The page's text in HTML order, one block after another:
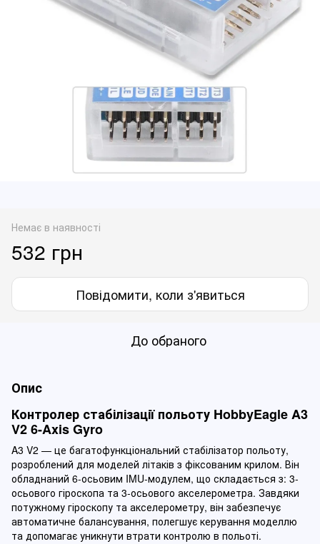
Немає в наявності
532 грн
Повідомити, коли з'явиться
До обраного
Опис
Контролер стабілізації польоту HobbyEagle A3
V2 6-Axis Gyro
A3 V2 — це багатофункціональний стабілізатор польоту,
розроблений для моделей літаків з фіксованим крилом. Він
обладнаний 6-осьовим IMU-модулем, що складається з: 3-
осьового гіроскопа та 3-осьового акселерометра. Завдяки
потужному гіроскопу та акселерометру, він забезпечує
автоматичне балансування, полегшує керування моделлю
та допомагає уникнути втрати контролю в польоті.